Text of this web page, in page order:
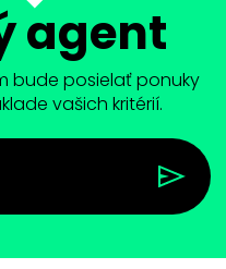
agent
bude posielať ponuky
vašich kritérií.